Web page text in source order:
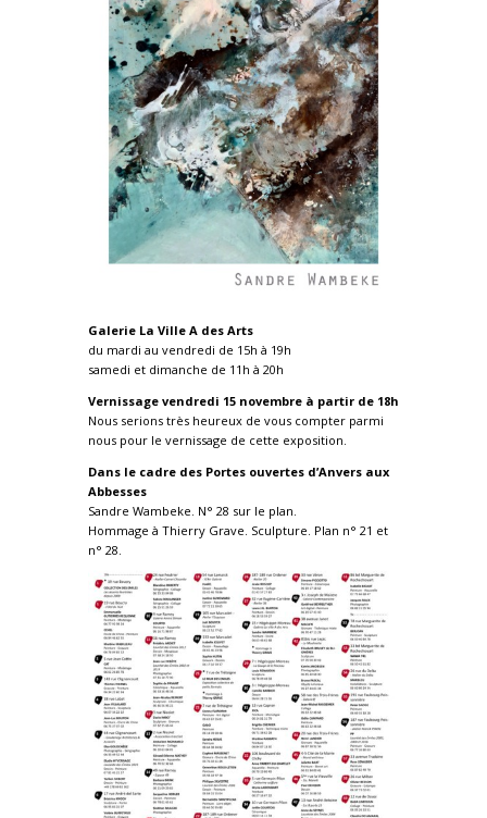
Galerie La Ville A des Arts
du mardi au vendredi de 15h à 19h
samedi et dimanche de 11h à 20h
Vernissage vendredi 15 novembre à partir de 18h
Nous serions très heureux de vous compter parmi
nous pour le vernissage de cette exposition.
Dans le cadre des Portes ouvertes d’Anvers aux
Abbesses
Sandre Wambeke. N° 28 sur le plan.
Hommage à Thierry Grave. Sculpture. Plan n° 21 et
n° 28.